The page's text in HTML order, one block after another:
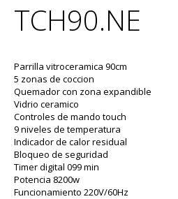
TCH90.NE
Parrilla vitroceramica 90cm
5 zonas de coccion
Quemador con zona expandible
Vidrio ceramico
Controles de mando touch
9 niveles de temperatura
Indicador de calor residual
Bloqueo de seguridad
Timer digital 099 min
Potencia 8200w
Funcionamiento 220V/60Hz